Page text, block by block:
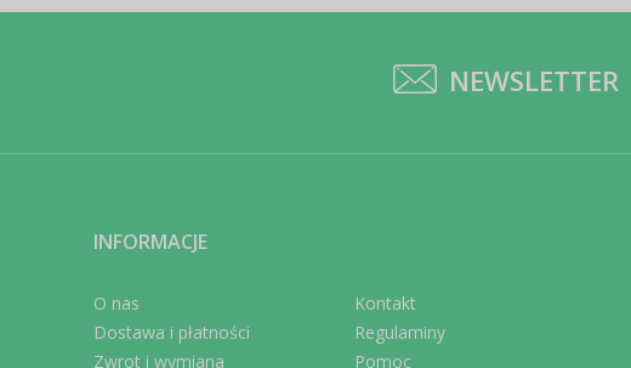
NEWSLETTER
INFORMACJE
O nas
Dostawa i płatności
Zwrot i wymiana
Kontakt
Regulaminy
Pomoc